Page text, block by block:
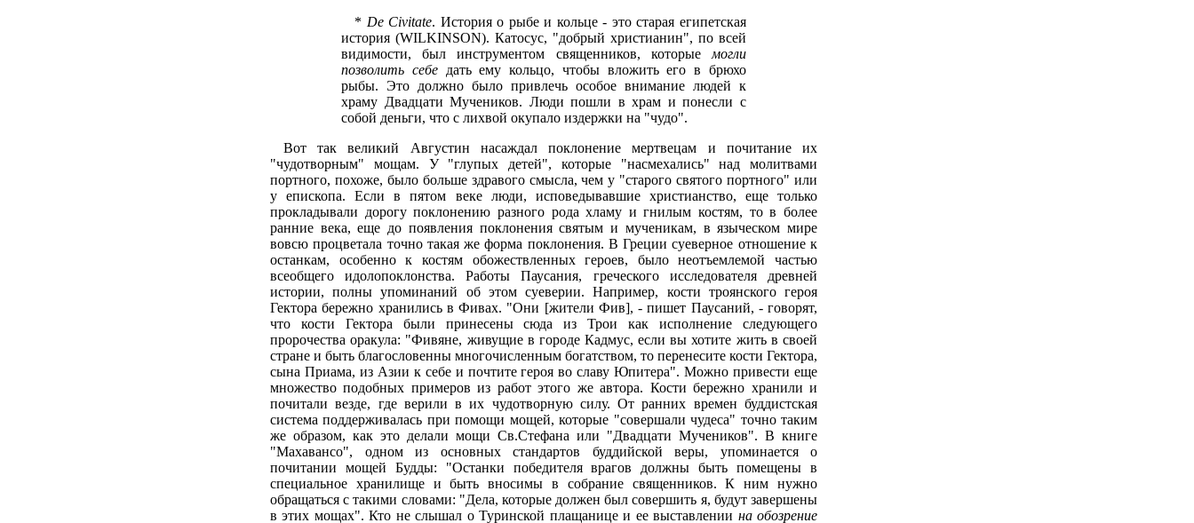
* De Civitate. История о рыбе и кольце - это старая египетская
история (WILKINSON). Катосус, "добрый христианин", по всей
видимости, был инструментом священников, которые могли
позволить себедать ему кольцо, чтобы вложить его в брюхо
рыбы. Это должно было привлечь особое внимание людей к
храму Двадцати Мучеников. Люди пошли в храм и понесли с
собой деньги, что с лихвой окупало издержки на "чудо".
Вот так великий Августин насаждал поклонение мертвецам и почитание их
"чудотворным" мощам. У "глупых детей", которые "насмехались" над молитвами
портного, похоже, было больше здравого смысла, чем у "старого святого портного" или
у епископа. Если в пятом веке люди, исповедывавшие христианство, еще только
прокладывали дорогу поклонению разного рода хламу и гнилым костям, то в более
ранние века, еще до появления поклонения святым и мученикам, в языческом мире
вовсю процветала точно такая же форма поклонения. В Греции суеверное отношение к
останкам, особенно к костям обожествленных героев, было неотъемлемой частью
всеобщего идолопоклонства. Работы Паусания, греческого исследователя древней
истории, полны упоминаний об этом суеверии. Например, кости троянского героя
Гектора бережно хранились в Фивах. "Они [жители Фив], - пишет Паусаний, - говорят,
что кости Гектора были принесены сюда из Трои как исполнение следующего
пророчества оракула: "Фивяне, живущие в городе Кадмус, если вы хотите жить в своей
стране и быть благословенны многочисленным богатством, то перенесите кости Гектора,
сына Приама, из Азии к себе и почтите героя во славу Юпитера". Можно привести еще
множество подобных примеров из работ этого же автора. Кости бережно хранили и
почитали везде, где верили в их чудотворную силу. От ранних времен буддистская
система поддерживалась при помощи мощей, которые "совершали чудеса" точно таким
же образом, как это делали мощи Св.Стефана или "Двадцати Мучеников". В книге
"Махавансо", одном из основных стандартов буддийской веры, упоминается о
почитании мощей Будды: "Останки победителя врагов должны быть помещены в
специальное хранилище и быть вносимы в собрание священников. К ним нужно
обращаться с такими словами: "Дела, которые должен был совершить я, будут завершены
в этих мощах". Кто не слышал о Туринской плащанице и ее выставлении на обозрение